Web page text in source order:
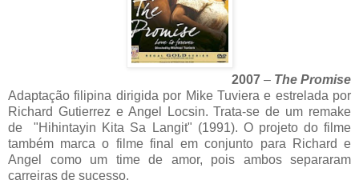
2007 – The Promise
Adaptação filipina dirigida por Mike Tuviera e estrelada por
Richard Gutierrez e Angel Locsin. Trata-se de um remake
de "Hihintayin Kita Sa Langit" (1991). O projeto do filme
também marca o filme final em conjunto para Richard e
Angel como um time de amor, pois ambos separaram
carreiras de sucesso.